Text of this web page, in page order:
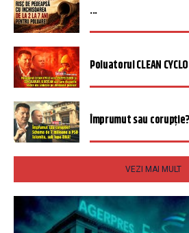
...
Poluatorul CLEAN
Împrumut sau
VEZI MAI MULT